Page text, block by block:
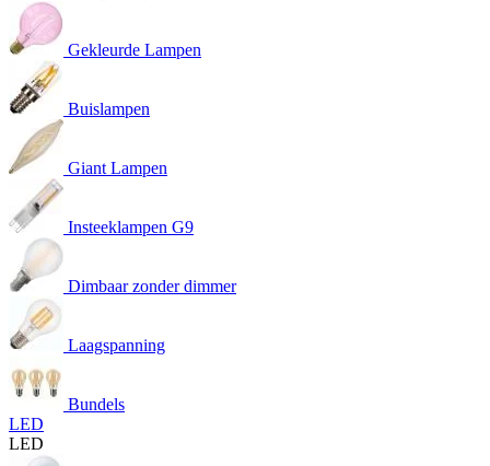
Gekleurde Lampen
Buislampen
Giant Lampen
Insteeklampen G9
Dimbaar zonder dimmer
Laagspanning
Bundels
LED
LED